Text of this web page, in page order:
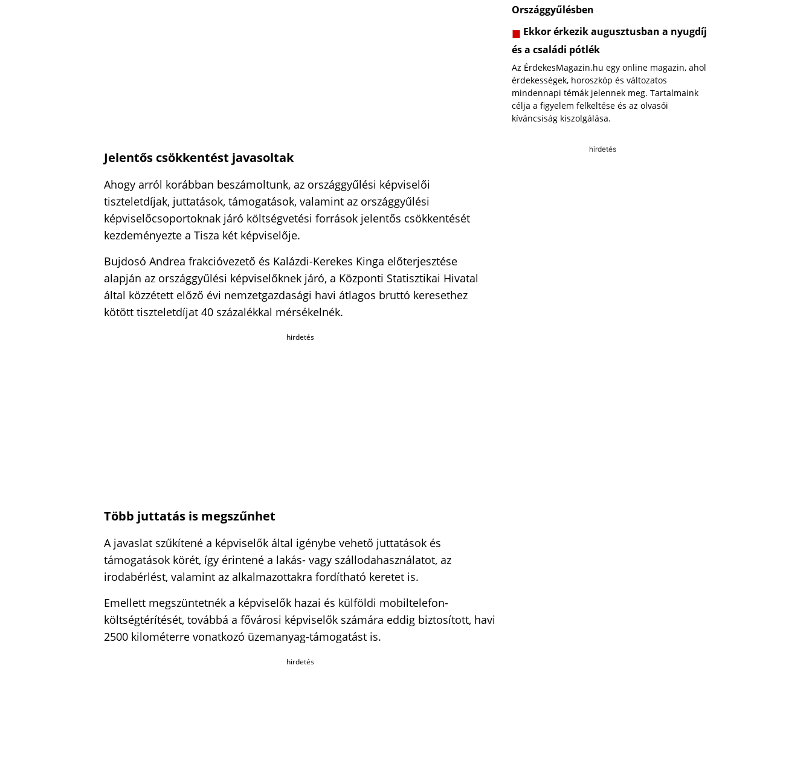
Jelentős csökkentést javasoltak
Ahogy arról korábban beszámoltunk, az országgyűlési képviselői
tiszteletdíjak, juttatások, támogatások, valamint az országgyűlési
képviselőcsoportoknak járó költségvetési források jelentős csökkentését
kezdeményezte a Tisza két képviselője.
Bujdosó Andrea frakcióvezető és Kalázdi-Kerekes Kinga előterjesztése
alapján az országgyűlési képviselőknek járó, a Központi Statisztikai Hivatal
által közzétett előző évi nemzetgazdasági havi átlagos bruttó keresethez
kötött tiszteletdíjat 40 százalékkal mérsékelnék.
hirdetés
Több juttatás is megszűnhet
A javaslat szűkítené a képviselők által igénybe vehető juttatások és
támogatások körét, így érintené a lakás- vagy szállodahasználatot, az
irodabérlést, valamint az alkalmazottakra fordítható keretet is.
Emellett megszüntetnék a képviselők hazai és külföldi mobiltelefon-
költségtérítését, továbbá a fővárosi képviselők számára eddig biztosított, havi
2500 kilométerre vonatkozó üzemanyag-támogatást is.
hirdetés
Országgyűlésben
Ekkor érkezik augusztusban a nyugdíj
és a családi pótlék
Az ÉrdekesMagazin.hu egy online magazin, ahol
érdekességek, horoszkóp és változatos
mindennapi témák jelennek meg. Tartalmaink
célja a figyelem felkeltése és az olvasói
kíváncsiság kiszolgálása.
hirdetés